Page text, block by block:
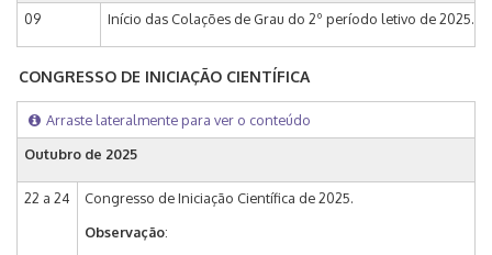
09 Início das Colações de Grau do 2º período letivo de 2025.
CONGRESSO DE INICIAÇÃO CIENTÍFICA
Arraste lateralmente para ver o conteúdo
Outubro de 2025
22 a 24
Congresso de Iniciação Científica de 2025.
Observação: